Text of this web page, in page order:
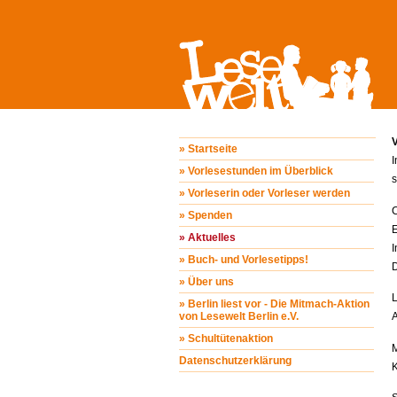
» Startseite
» Vorlesestunden im Überblick
» Vorleserin oder Vorleser werden
» Spenden
» Aktuelles
» Buch- und Vorlesetipps!
» Über uns
» Berlin liest vor - Die Mitmach-Aktion
von Lesewelt Berlin e.V.
» Schultütenaktion
Datenschutzerklärung